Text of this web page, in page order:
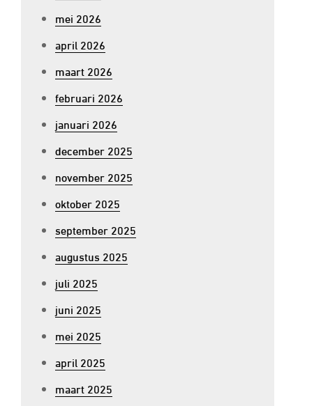
mei 2026
april 2026
maart 2026
februari 2026
januari 2026
december 2025
november 2025
oktober 2025
september 2025
augustus 2025
juli 2025
juni 2025
mei 2025
april 2025
maart 2025